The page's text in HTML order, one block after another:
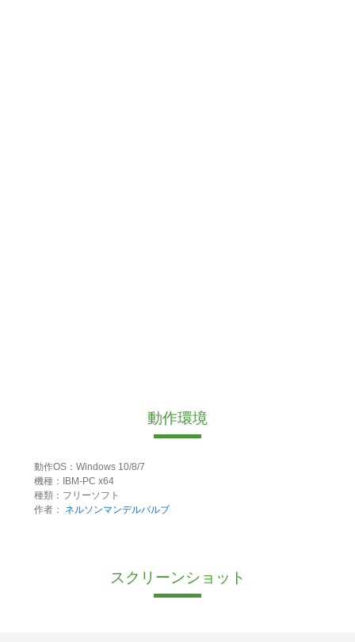
動作環境
動作OS：Windows 10/8/7
機種：IBM-PC x64
種類：フリーソフト
作者：
ネルソンマンデルバルブ
スクリーンショット